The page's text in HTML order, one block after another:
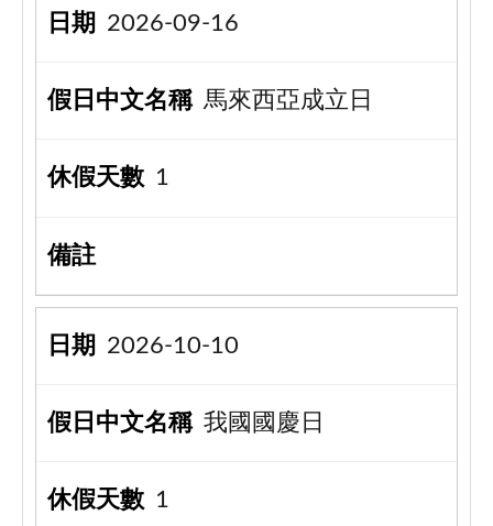
2026-09-16
馬來西亞成立日
1
2026-10-10
我國國慶日
1